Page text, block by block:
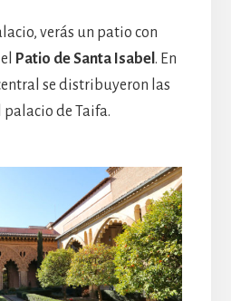
verás un patio con
Patio de Santa Isabel . En
se distribuyeron las
de Taifa.